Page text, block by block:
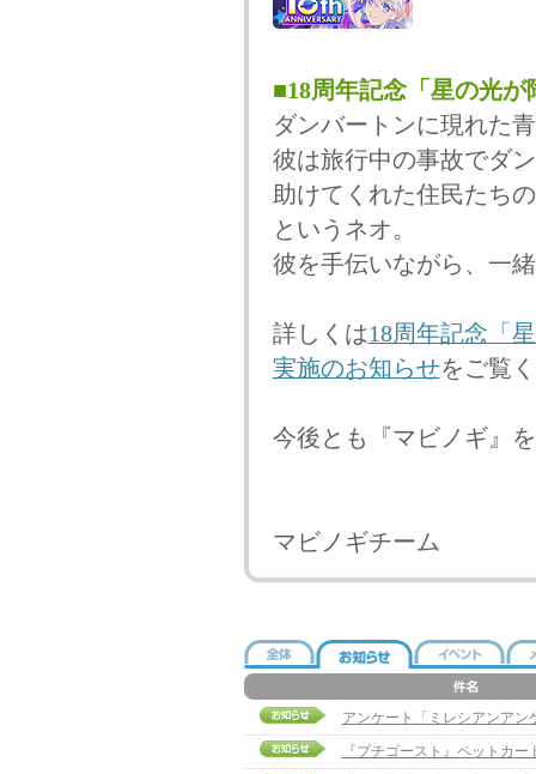
■18周年記念「星の光
ダンバートンに現れた
彼は旅行中の事故でダ
助けてくれた住民たち
というネオ。
彼を手伝いながら、一
詳しくは18周年記念「
実施のお知らせをご覧
今後とも『マビノギ』
マビノギチーム
アンケート「ミレシアンアン
『プチゴースト』ペットカ